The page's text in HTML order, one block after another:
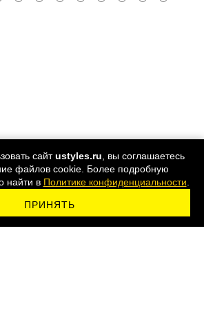
сайтustyles.ru , вы соглашаетесь
файлов cookie. Более подробную
найти в Политике конфиденциальности
ПРИНЯТЬ